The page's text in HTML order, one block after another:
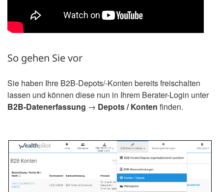
So gehen Sie vor
Sie haben Ihre B2B-Depots/-Konten bereits freischalten
lassen und können diese nun in Ihrem Berater-Login unter
B2B-Datenerfassung → Depots / Konten finden.